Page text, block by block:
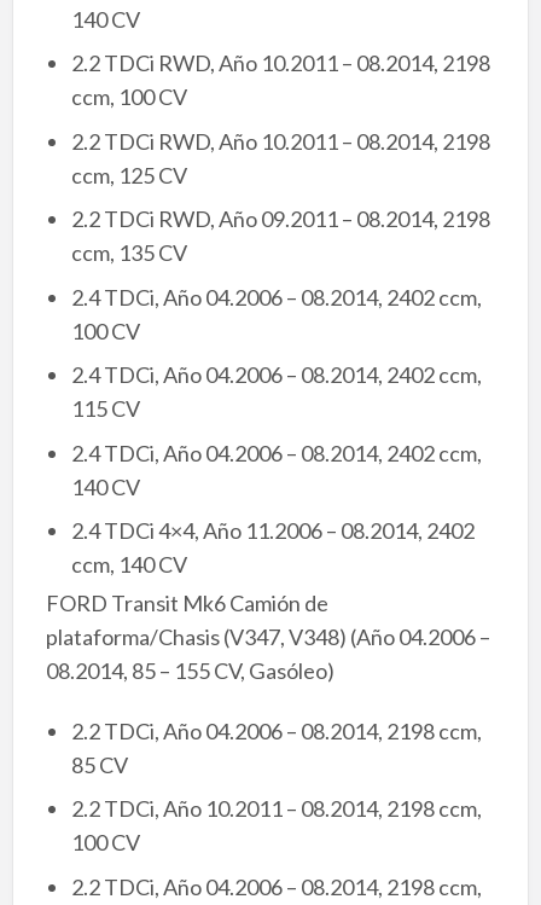
140 CV
2.2 TDCi RWD, Año 10.2011 – 08.2014, 2198
ccm, 100 CV
2.2 TDCi RWD, Año 10.2011 – 08.2014, 2198
ccm, 125 CV
2.2 TDCi RWD, Año 09.2011 – 08.2014, 2198
ccm, 135 CV
2.4 TDCi, Año 04.2006 – 08.2014, 2402 ccm,
100 CV
2.4 TDCi, Año 04.2006 – 08.2014, 2402 ccm,
115 CV
2.4 TDCi, Año 04.2006 – 08.2014, 2402 ccm,
140 CV
2.4 TDCi 4×4, Año 11.2006 – 08.2014, 2402
ccm, 140 CV
FORD Transit Mk6 Camión de
plataforma/Chasis (V347, V348) (Año 04.2006 –
08.2014, 85 – 155 CV, Gasóleo)
2.2 TDCi, Año 04.2006 – 08.2014, 2198 ccm,
85 CV
2.2 TDCi, Año 10.2011 – 08.2014, 2198 ccm,
100 CV
2.2 TDCi, Año 04.2006 – 08.2014, 2198 ccm,